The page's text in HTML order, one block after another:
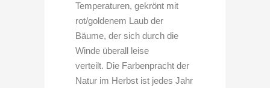
Temperaturen, gekrönt mit
rot/goldenem Laub der
Bäume, der sich durch die
Winde überall leise
verteilt. Die Farbenpracht der
Natur im Herbst ist jedes Jahr